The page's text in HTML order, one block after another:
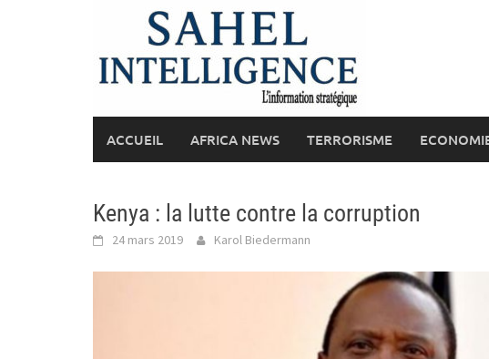
ACCUEIL AFRICA NEWS TERRORISME
Kenya : la lutte contre la corruption
24 mars 2019 Karol Biedermann